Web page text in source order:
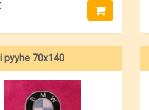
pyyhe 70x140